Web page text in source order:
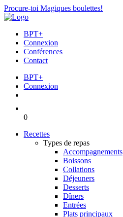
Procure-toi Magiques boulettes!
BPT+
Connexion
Conférences
Contact
BPT+
Connexion
0
Recettes
Types de repas
Accompagnements
Boissons
Collations
Déjeuners
Desserts
Dîners
Entrées
Plats principaux